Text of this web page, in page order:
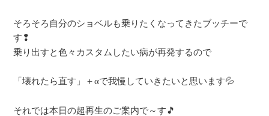
そろそろ自分のショベルも乗りたくなってきたブッチーで
す❢
乗り出すと色々カスタムしたい病が再発するので
「壊れたら直す」＋αで我慢していきたいと思います💦
それでは本日の超再生のご案内で～す🎵